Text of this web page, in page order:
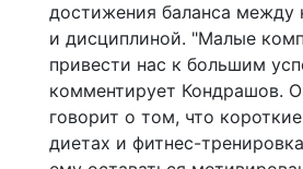
достижения баланса между
и дисциплиной. "Малые
привести нас к большим
комментирует Кондрашов.
говорит о том, что
диетах и фитнес-